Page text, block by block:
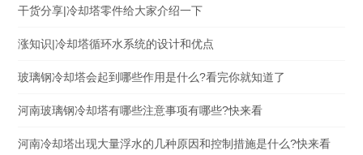
干货分享|冷却塔零件给大家介绍一下
涨知识|冷却塔循环水系统的设计和优点
玻璃钢冷却塔会起到哪些作用是什么?看完你就知道了
河南玻璃钢冷却塔有哪些注意事项有哪些?快来看
河南冷却塔出现大量浮水的几种原因和控制措施是什么?快来看